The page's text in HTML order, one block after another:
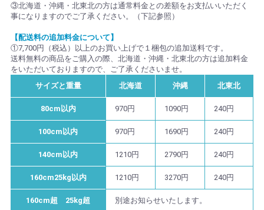
③北海道・沖縄・北東北の方は通常料金との差額をお支払いいただく
事になりますのでご了承ください。（下記参照）
【配送料の追加料金について】
①7,700円（税込）以上のお買い上げで１梱包の追加送料です。
送料無料の商品をご購入の際、北海道・沖縄・北東北の方は追加料金
をいただいておりますので、ご了承くださいませ。
サイズと重量
北海道 沖縄 北東北
80cm以内 970円 1090円 240円
100cm以内 970円 1690円 240円
140cm以内 1210円 2790円 240円
160cm25kg以内 1210円 3270円 240円
160cm超 25kg超 別途お知らせいたします。